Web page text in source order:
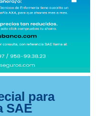
para
SAE